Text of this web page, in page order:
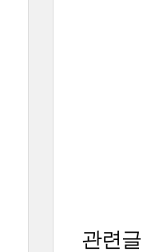
관련글